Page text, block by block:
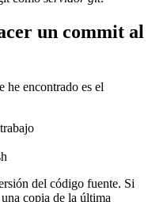
un commit al
he encontrado es el
del código fuente. Si
copia de la última